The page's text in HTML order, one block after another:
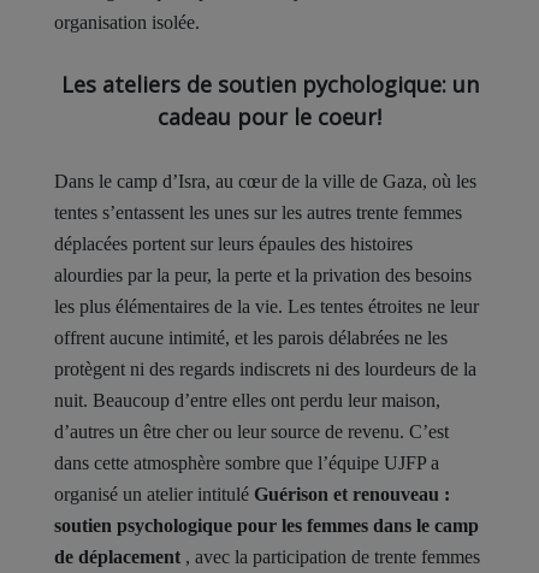
organisation isolée.
Les ateliers de soutien pychologique: un
cadeau pour le coeur!
Dans le camp d’Isra, au cœur de la ville de Gaza, où les
tentes s’entassent les unes sur les autres trente femmes
déplacées portent sur leurs épaules des histoires
alourdies par la peur, la perte et la privation des besoins
les plus élémentaires de la vie. Les tentes étroites ne leur
offrent aucune intimité, et les parois délabrées ne les
protègent ni des regards indiscrets ni des lourdeurs de la
nuit. Beaucoup d’entre elles ont perdu leur maison,
d’autres un être cher ou leur source de revenu. C’est
dans cette atmosphère sombre que l’équipe UJFP a
organisé un atelier intitulé Guérison et renouveau :
soutien psychologique pour les femmes dans le camp
de déplacement , avec la participation de trente femmes